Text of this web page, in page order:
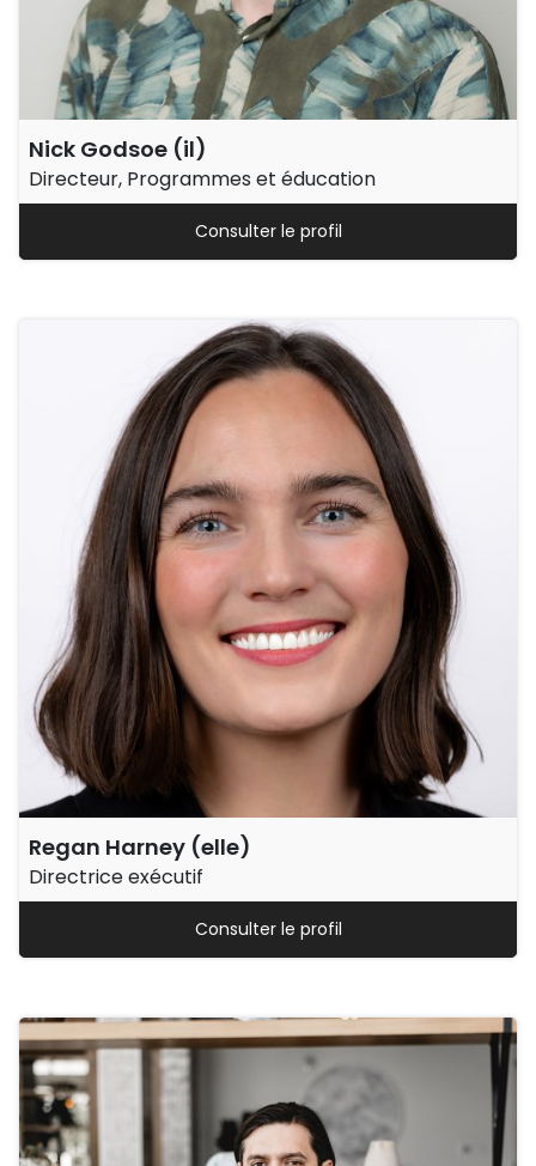
Nick Godsoe (il)
Directeur, Programmes et éducation
Consulter le profil
Regan Harney (elle)
Directrice exécutif
Consulter le profil